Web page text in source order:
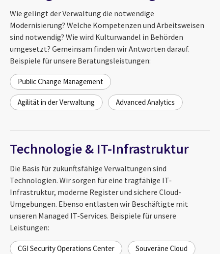
Wie gelingt der Verwaltung die notwendige
Modernisierung? Welche Kompetenzen und Arbeitsweisen
sind notwendig? Wie wird Kulturwandel in Behörden
umgesetzt? Gemeinsam finden wir Antworten darauf.
Beispiele für unsere Beratungsleistungen:
Public Change Management
Agilität in der Verwaltung Advanced Analytics
Technologie & IT-Infrastruktur
Die Basis für zukunftsfähige Verwaltungen sind
Technologien. Wir sorgen für eine tragfähige IT-
Infrastruktur, moderne Register und sichere Cloud-
Umgebungen. Ebenso entlasten wir Beschäftigte mit
unseren Managed IT-Services. Beispiele für unsere
Leistungen:
CGI Security Operations Center Souveräne Cloud